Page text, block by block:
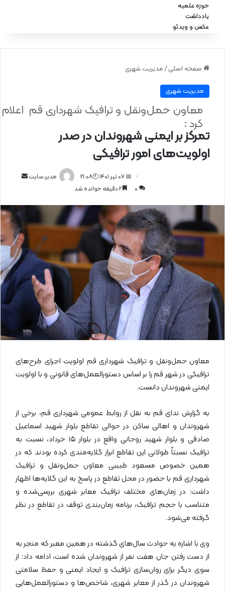
حوزه علمیه
یادداشت
عکس و ویدئو
صفحه اصلی / مدیریت شهری
مدیریت شهری
تمرکز بر ایمنی شهروندان در صدر
اولویت‌های امور ترافیکی
معاون حمل‌ونقل و ترافیک شهرداری قم اعلام
کرد :
مدیر سایت
ا
ل
ا
ی
م
ل
📅 07 تیر 1401 🕙21:08
0
معاون حمل‌ونقل و ترافیک شهرداری قم اولویت اجرای طرح‌های
ترافیکی در شهر قم را بر اساس دستورالعمل‌های قانونی و با اولویت
ایمنی شهروندان دانست.
به گزارش ندای قم به نقل از روابط عمومی شهرداری قم، برخی از
شهروندان و اهالی ساکن در حوالی تقاطع بلوار شهید اسماعیل
صادقی و بلوار شهید روحانی واقع در بلوار ۱۵ خرداد، نسبت به
ترافیک نسبتاً طولانی این تقاطع ابراز گلایه‌مندی کرده بودند که در
همین خصوص مسعود طبیبی معاون حمل‌ونقل و ترافیک
شهرداری قم با حضور در محل تقاطع در پاسخ به این گلایه‌ها اظهار
داشت: در زمان‌های مختلف ترافیک معابر شهری بررسی‌شده و
متناسب با حجم ترافیک، برنامه زمان‌بندی توقف در تقاطع در نظر
گرفته می‌شود.
وی با اشاره به حوادث سال‌های گذشته در همین معبر که منجر به
از دست رفتن جان هفت نفر از شهروندان شده است، ادامه داد: از
سوی دیگر برای روان‌سازی ترافیک و ایجاد ایمنی و حفظ سلامتی
شهروندان در گذر از معابر شهری، شاخص‌ها و دستورالعمل‌هایی